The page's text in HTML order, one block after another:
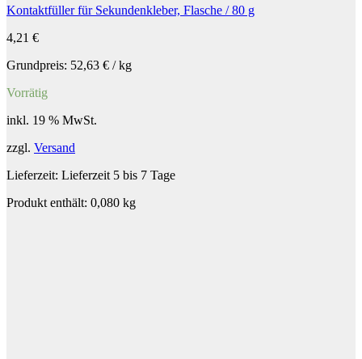
Kontaktfüller für Sekundenkleber, Flasche / 80 g
4,21 €
Grundpreis: 52,63 € /kg
Vorrätig
inkl. 19 % MwSt.
zzgl. Versand
Lieferzeit: Lieferzeit 5 bis 7 Tage
Produkt enthält: 0,080 kg